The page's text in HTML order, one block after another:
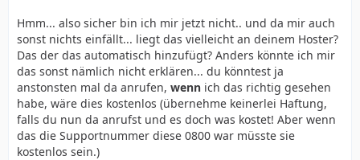
Hmm... also sicher bin ich mir jetzt nicht.. und da mir auch
sonst nichts einfällt... liegt das vielleicht an deinem Hoster?
Das der das automatisch hinzufügt? Anders könnte ich mir
das sonst nämlich nicht erklären... du könntest ja
anstonsten mal da anrufen, wenn ich das richtig gesehen
habe, wäre dies kostenlos (übernehme keinerlei Haftung,
falls du nun da anrufst und es doch was kostet! Aber wenn
das die Supportnummer diese 0800 war müsste sie
kostenlos sein.)